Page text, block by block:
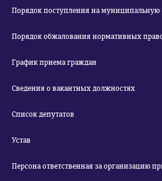
Порядок поступления на муниципальную
Порядок обжалования нормативных
График приема граждан
Сведения о вакантных должностях
Список депутатов
Устав
Персона ответственная за организацию